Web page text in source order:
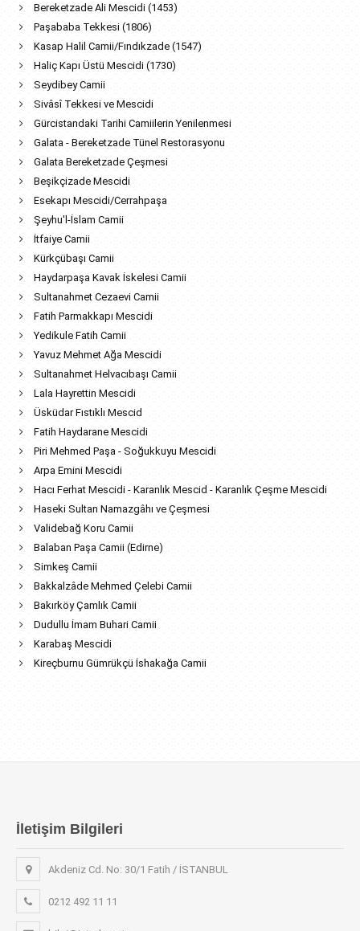
Bereketzade Ali Mescidi (1453)
Paşababa Tekkesi (1806)
Kasap Halil Camii/Fındıkzade (1547)
Haliç Kapı Üstü Mescidi (1730)
Seydibey Camii
Sivâsî Tekkesi ve Mescidi
Gürcistandaki Tarihi Camiilerin Yenilenmesi
Galata - Bereketzade Tünel Restorasyonu
Galata Bereketzade Çeşmesi
Beşikçizade Mescidi
Esekapı Mescidi/Cerrahpaşa
Şeyhu'l-İslam Camii
İtfaiye Camii
Kürkçübaşı Camii
Haydarpaşa Kavak İskelesi Camii
Sultanahmet Cezaevi Camii
Fatih Parmakkapı Mescidi
Yedikule Fatih Camii
Yavuz Mehmet Ağa Mescidi
Sultanahmet Helvacıbaşı Camii
Lala Hayrettin Mescidi
Üsküdar Fıstıklı Mescid
Fatih Haydarane Mescidi
Piri Mehmed Paşa - Soğukkuyu Mescidi
Arpa Emini Mescidi
Hacı Ferhat Mescidi - Karanlık Mescid - Karanlık Çeşme Mescidi
Haseki Sultan Namazgâhı ve Çeşmesi
Validebağ Koru Camii
Balaban Paşa Camii (Edirne)
Simkeş Camii
Bakkalzâde Mehmed Çelebi Camii
Bakırköy Çamlık Camii
Dudullu İmam Buhari Camii
Karabaş Mescidi
Kireçburnu Gümrükçü İshakağa Camii
İletişim Bilgileri
Akdeniz Cd. No: 30/1 Fatih / İSTANBUL
0212 492 11 11